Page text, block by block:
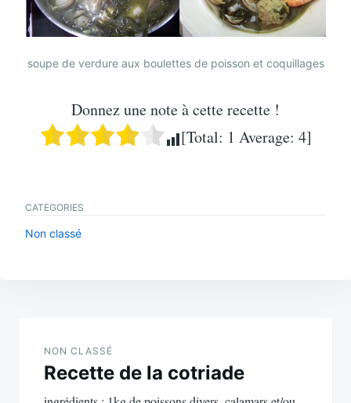
soupe de verdure aux boulettes de poisson et coquillages
Donnez une note à cette recette !
[Total: 1 Average: 4]
CATEGORIES
Non classé
l’article
NON CLASSÉ
Recette de la cotriade